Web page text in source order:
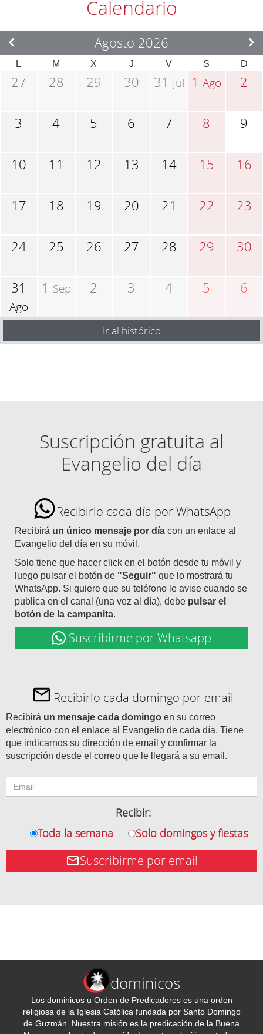
Calendario
Agosto 2026
L M X J V S D
27 28 29 30 31 Jul 1Ago 2
3 4 5 6 7 8 9
10 11 12 13 14 15 16
17 18 19 20 21 22 23
24 25 26 27 28 29 30
31
Ago
1 Sep 2 3 4 5 6
Ir al histórico
Suscripción gratuita al
Evangelio del día
Recibirlo cada día por WhatsApp
Recibirá un único mensaje por día con un enlace al
Evangelio del día en su móvil.
Solo tiene que hacer click en el botón desde tu móvil y
luego pulsar el botón de "Seguir" que lo mostrará tu
WhatsApp. Si quiere que su teléfono le avise cuando se
publica en el canal (una vez al día), debe pulsar el
botón de la campanita.
Suscribirme por Whatsapp
Recibirlo cada domingo por email
Recibirá un mensaje cada domingo en su correo
electrónico con el enlace al Evangelio de cada día. Tiene
que indicarnos su dirección de email y confirmar la
suscripción desde el correo que le llegará a su email.
Recibir:
Toda la semana
Solo domingos y fiestas
Suscribirme por email
dominicos
Los dominicos u Orden de Predicadores es una orden
religiosa de la Iglesia Católica fundada por Santo Domingo
de Guzmán. Nuestra misión es la predicación de la Buena